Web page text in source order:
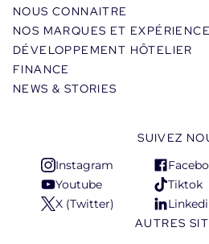
NOUS CONNAITRE
NOS MARQUES ET
DÉVELOPPEMENT HÔTELIER
FINANCE
NEWS & STORIES
SUIVEZ
Instagram
S'ouvre
dans
un
S'ouvre
dans
un
nouvel
Youtube
S'ouvre
dans
Tiktok
S'ouvre
dans
un
X (Twitter)
S'ouvre
S'ouvre
dans
AUTRES